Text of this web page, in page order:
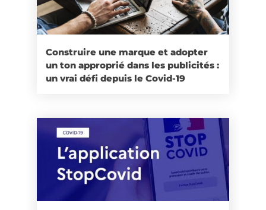
Construire une marque et adopter
un ton approprié dans les publicités :
un vrai défi depuis le Covid-19